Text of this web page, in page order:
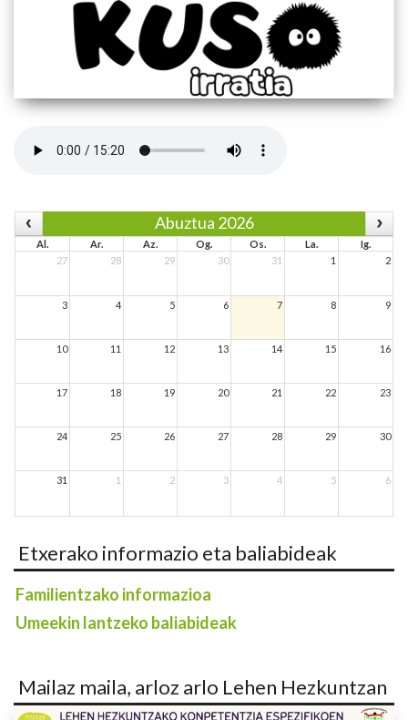
Abuztua 2026
Al. Ar. Az. Og. Os. La.
Ig.
27
28 29 30 31 1 2
3 4 5 6 7 8 9
10 11 12 13 14 15 16
17 18 19 20 21 22 23
24 25 26 27 28 29 30
31 1 2 3 4 5 6
Etxerako informazio eta baliabideak
Familientzako informazioa
Umeekin lantzeko baliabideak
Mailaz maila, arloz arlo Lehen Hezkuntzan